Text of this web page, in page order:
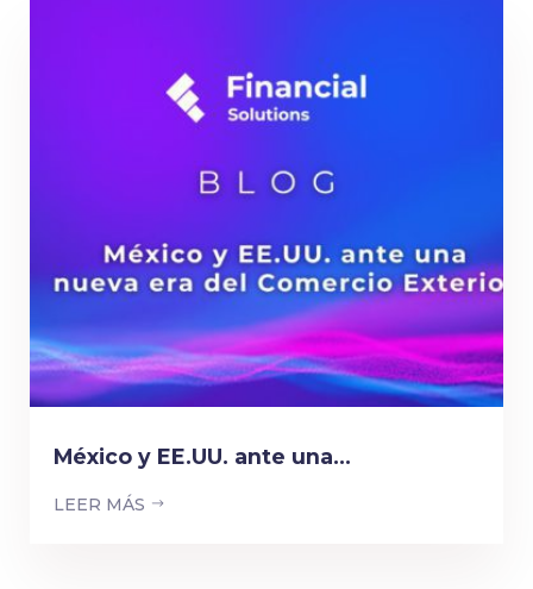
México y EE.UU. ante una...
LEER MÁS